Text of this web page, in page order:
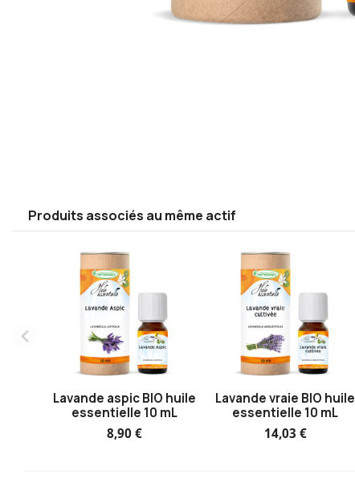
Produits associés au même actif
Lavande aspic BIO huile
essentielle 10 mL
8,90 €
Lavande vraie BIO huile
essentielle 10 mL
14,03 €